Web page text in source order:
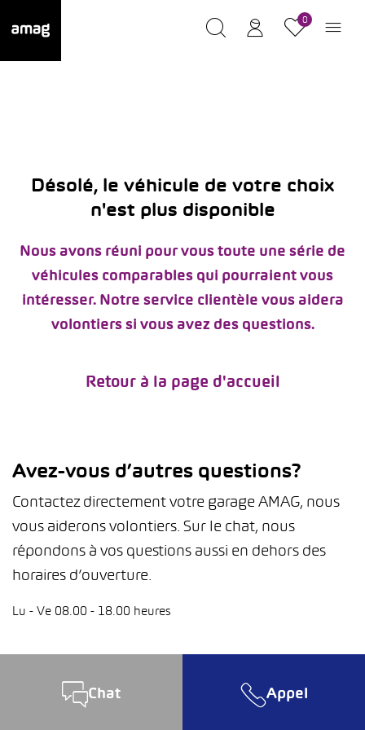
0
Désolé, le véhicule de votre choix
n'est plus disponible
Nous avons réuni pour vous toute une série de
véhicules comparables qui pourraient vous
intéresser. Notre service clientèle vous aidera
volontiers si vous avez des questions.
Retour à la page d'accueil
Avez-vous d’autres questions?
Contactez directement votre garage AMAG, nous
vous aiderons volontiers. Sur le chat, nous
répondons à vos questions aussi en dehors des
horaires d’ouverture.
Lu - Ve 08.00 - 18.00 heures
Chat Appel